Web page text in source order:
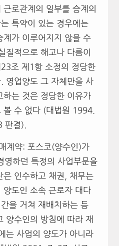
로관계의 일부를 승계의
특약이 있는 경우에는
계가 이루어지지 않을 수
질적으로 해고나 다름이
조 제1항 소정의 정당한
영업양도 그 자체만을 사
하는 것은 정당한 이유가
볼 수 없다 (대법원 1994.
결).
계약: 포스코(양수인)가
영하던 특정의 사업부문을
은 인수하고 채권, 채무는
양도인 소속 근로자 대다
을 거쳐 재배치하는 등
양수인의 방침에 따라 재
는 사업의 양도가 아니라